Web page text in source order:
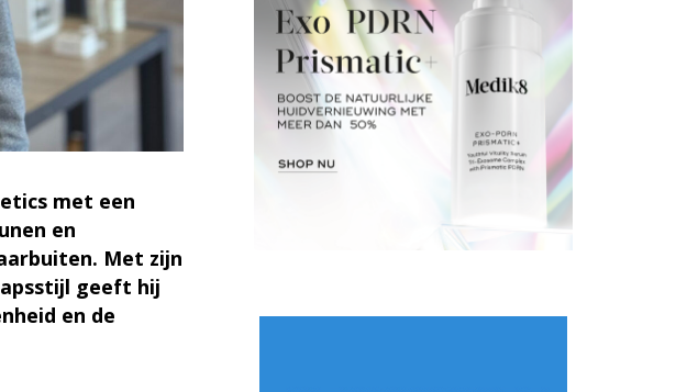
met een
en
Met zijn
geeft hij
en de